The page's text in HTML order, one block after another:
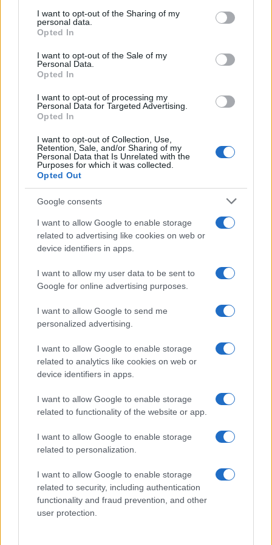
not limited to your visit or usage behaviour. You may click to
grant or deny consent to Google and its third-party tags to
use your data for below specified purposes in below Google
consent section.
I want to opt-out of the Sharing of my
personal data.
Opted In
I want to opt-out of the Sale of my
Personal Data.
Opted In
I want to opt-out of processing my
Personal Data for Targeted Advertising.
Opted In
I want to opt-out of Collection, Use,
Retention, Sale, and/or Sharing of my
Personal Data that Is Unrelated with the
Purposes for which it was collected.
Opted Out
Google consents
I want to allow Google to enable storage
related to advertising like cookies on web or
device identifiers in apps.
I want to allow my user data to be sent to
Google for online advertising purposes.
I want to allow Google to send me
personalized advertising.
I want to allow Google to enable storage
related to analytics like cookies on web or
device identifiers in apps.
I want to allow Google to enable storage
related to functionality of the website or app.
I want to allow Google to enable storage
related to personalization.
I want to allow Google to enable storage
related to security, including authentication
functionality and fraud prevention, and other
user protection.
programsorozat országos megnyitóján Pécsett.
EGYÉB
A POSzT jubiláló látogatója
gondolja, nem az évek száma, hanem az ember vitalitása,
frissessége határozza meg azt, ki mennyi idős. Azt azonban
érdemes megemlíteni, hogy a színművésznő már 65 éve
van a színészi pályán, melyet idén májusban méltó módon
ünnepelhetett meg. Géczy Dorottyával beszélgettünk.
EGYÉB
Sikeresen zárult a POSzT
EGYÉB
Kezdődjék a játék!
Csaknem 10 napon át több mint 150 programmal várja a
színház szerelmeseit a Pécsi Országos Színházi Találkozó a
baranyai megyeszékhelyen június 9. és 18. között. A színházi
seregszemle megnyitóját június 9-én tartották, ahol Hoppál
Péter kultúráért felelős államtitkár hangsúlyozta: „a POSzT
van, a POSzT volt és a POSzT lesz”.
EGYÉB
Zenével és fáklyával indul a POSzT
EGYÉB
Először lesz Zrínyi-fesztivál